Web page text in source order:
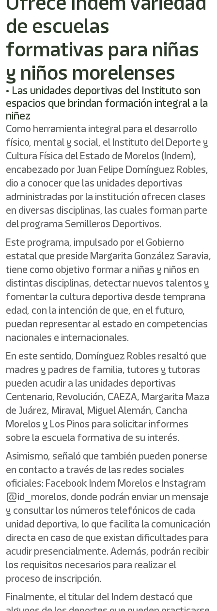
Este
acceso
directo
lector
de
pantalla
para
navegar
interactuar
con
contenido.
de escuelas
formativas para niñas
y niños morelenses
• Las unidades deportivas del Instituto son
espacios que brindan formación integral a la
niñez
Como herramienta integral para el desarrollo
físico, mental y social, el Instituto del Deporte y
Cultura Física del Estado de Morelos (Indem),
encabezado por Juan Felipe Domínguez Robles,
dio a conocer que las unidades deportivas
administradas por la institución ofrecen clases
en diversas disciplinas, las cuales forman parte
del programa Semilleros Deportivos.
Este programa, impulsado por el Gobierno
estatal que preside Margarita González Saravia,
tiene como objetivo formar a niñas y niños en
distintas disciplinas, detectar nuevos talentos y
fomentar la cultura deportiva desde temprana
edad, con la intención de que, en el futuro,
puedan representar al estado en competencias
nacionales e internacionales.
En este sentido, Domínguez Robles resaltó que
madres y padres de familia, tutores y tutoras
pueden acudir a las unidades deportivas
Centenario, Revolución, CAEZA, Margarita Maza
de Juárez, Miraval, Miguel Alemán, Cancha
Morelos y Los Pinos para solicitar informes
sobre la escuela formativa de su interés.
Asimismo, señaló que también pueden ponerse
en contacto a través de las redes sociales
oficiales: Facebook Indem Morelos e Instagram
@id_morelos, donde podrán enviar un mensaje
y consultar los números telefónicos de cada
unidad deportiva, lo que facilita la comunicación
directa en caso de que existan dificultades para
acudir presencialmente. Además, podrán recibir
los requisitos necesarios para realizar el
proceso de inscripción.
Finalmente, el titular del Indem destacó que